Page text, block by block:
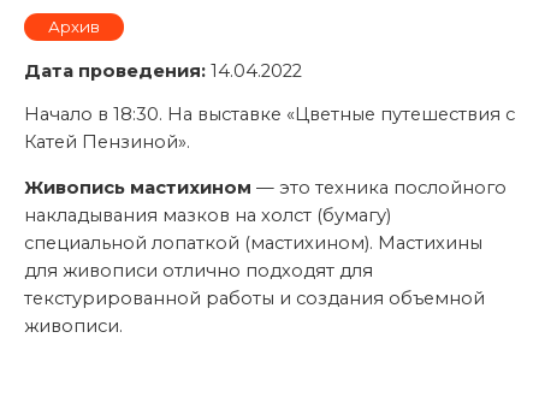
Архив
Дата проведения: 14.04.2022
Начало в 18:30. На выставке «Цветные путешествия с
Катей Пензиной».
Живопись мастихином — это техника послойного
накладывания мазков на холст (бумагу)
специальной лопаткой (мастихином). Мастихины
для живописи отлично подходят для
текстурированной работы и создания объемной
живописи.